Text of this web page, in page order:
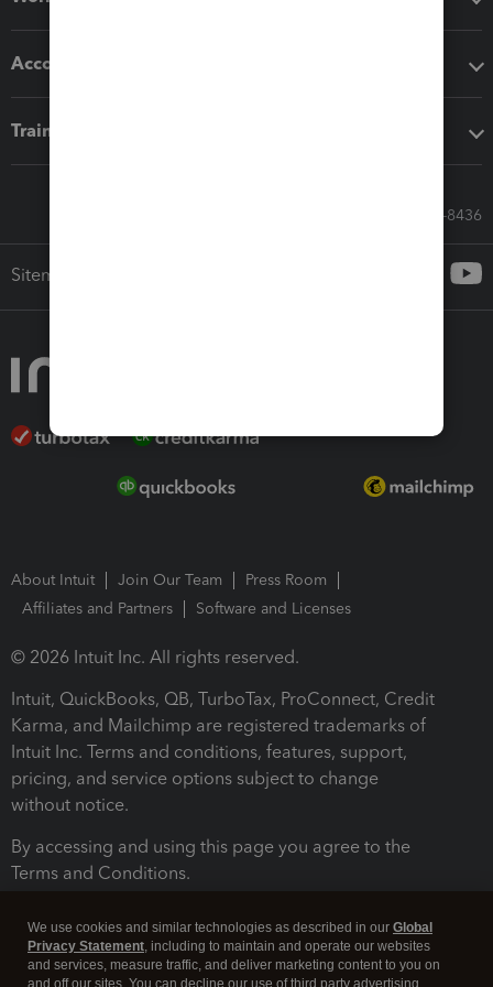
Accounting solutions
Training & support
Call Sales: 833-564-8436
Sitemap
About Intuit Join Our Team
Press Room
Affiliates and Partners
Software and Licenses
© 2026 Intuit Inc. All rights reserved.
Intuit, QuickBooks, QB, TurboTax, ProConnect, Credit
Karma, and Mailchimp are registered trademarks of
Intuit Inc. Terms and conditions, features, support,
pricing, and service options subject to change
without notice.
By accessing and using this page you agree to the
Terms and Conditions.
We use cookies and similar technologies as described in our Global
Privacy Statement, including to maintain and operate our websites
and services, measure traffic, and deliver marketing content to you on
and off our sites. You can decline our use of third party advertising